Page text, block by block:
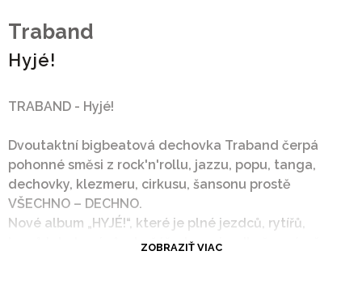
Traband
Hyjé!
TRABAND - Hyjé!
Dvoutaktní bigbeatová dechovka Traband čerpá
pohonné směsi z rock'n'rollu, jazzu, popu, tanga,
dechovky, klezmeru, cirkusu, šansonu prostě
VŠECHNO – DECHNO.
Nové album „HYJÉ!“, které je plné jezdců, rytířů,
lovců lebek, pánů v kočáře, krasojezdkyň, a písně
ZOBRAZIŤ VIAC